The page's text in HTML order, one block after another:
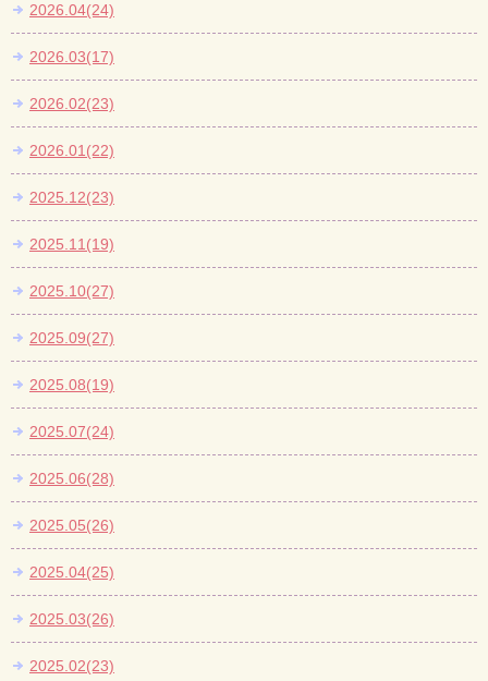
2026.04(24)
2026.03(17)
2026.02(23)
2026.01(22)
2025.12(23)
2025.11(19)
2025.10(27)
2025.09(27)
2025.08(19)
2025.07(24)
2025.06(28)
2025.05(26)
2025.04(25)
2025.03(26)
2025.02(23)